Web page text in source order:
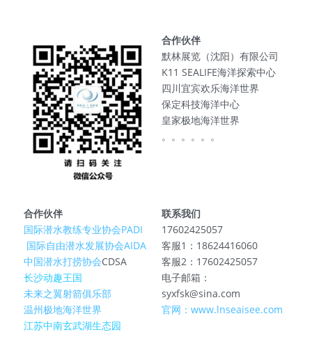
合作伙伴
默林展览（沈阳）有限公司
K11 SEALIFE海洋探索中心
四川宜宾欢乐海洋世界
保定科技海洋中心
皇家极地海洋世界
。。。。。。
合作伙伴
国际潜水教练专业协会PADI
国际自由潜水发展协会AIDA
中国潜水打捞协会CDSA
长沙动趣王国
未来之翼射箭俱乐部
温州极地海洋世界
江苏中南玄武湖生态园
联系我们
17602425057
客服1：18624416060
客服2：17602425057
电子邮箱：
syxfsk@sina.com
官网：www.lnseaisee.com